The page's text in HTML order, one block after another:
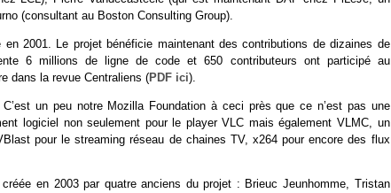
(consultant au Boston Consulting Group).
2001. Le projet bénéficie maintenant des contributions de dizaines de
6 millions de ligne de code et 650 contributeurs ont participé au
dans la revue Centraliens (PDF ici).
un peu notre Mozilla Foundation à ceci près que ce n’est pas une
logiciel non seulement pour le player VLC mais également VLMC, un
pour le streaming réseau de chaines TV, x264 pour encore des flux
en 2003 par quatre anciens du projet : Brieuc Jeunhomme, Tristan